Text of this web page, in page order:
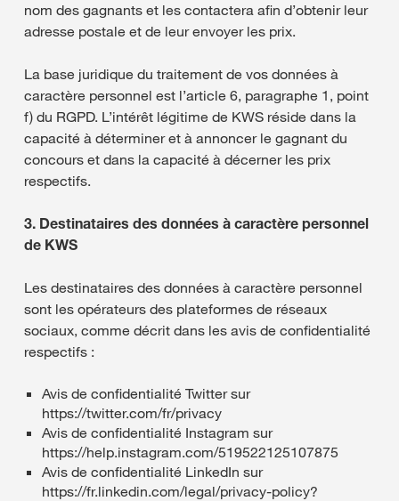
nom des gagnants et les contactera afin d’obtenir leur
adresse postale et de leur envoyer les prix.
La base juridique du traitement de vos données à
caractère personnel est l’article 6, paragraphe 1, point
f) du RGPD. L’intérêt légitime de KWS réside dans la
capacité à déterminer et à annoncer le gagnant du
concours et dans la capacité à décerner les prix
respectifs.
3. Destinataires des données à caractère personnel
de KWS
Les destinataires des données à caractère personnel
sont les opérateurs des plateformes de réseaux
sociaux, comme décrit dans les avis de confidentialité
respectifs :
Avis de confidentialité Twitter sur
https://twitter.com/fr/privacy
Avis de confidentialité Instagram sur
https://help.instagram.com/519522125107875
Avis de confidentialité LinkedIn sur
https://fr.linkedin.com/legal/privacy-policy?